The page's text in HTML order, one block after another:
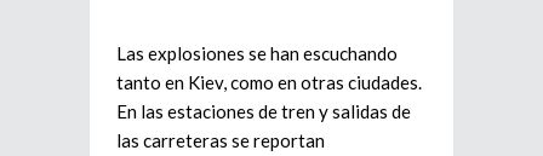
Las explosiones se han escuchando
tanto en Kiev, como en otras ciudades.
En las estaciones de tren y salidas de
las carreteras se reportan